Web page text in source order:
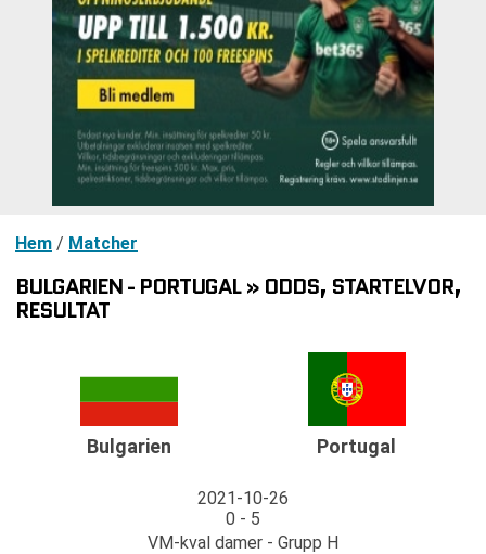
Hem / Matcher
BULGARIEN - PORTUGAL » ODDS, STARTELVOR,
RESULTAT
Bulgarien
2021-10-26
0 - 5
VM-kval damer - Grupp H
Portugal